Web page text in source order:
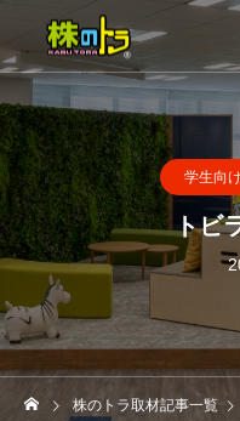
学生向
トビ
株のトラ取材記事一覧